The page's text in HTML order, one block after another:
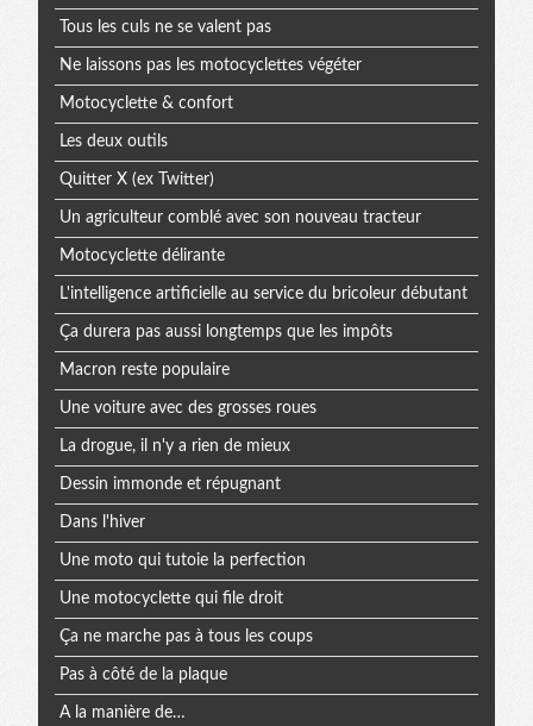
Tous les culs ne se valent pas
Ne laissons pas les motocyclettes végéter
Motocyclette & confort
Les deux outils
Quitter X (ex Twitter)
Un agriculteur comblé avec son nouveau tracteur
Motocyclette délirante
L'intelligence artificielle au service du bricoleur débutant
Ça durera pas aussi longtemps que les impôts
Macron reste populaire
Une voiture avec des grosses roues
La drogue, il n'y a rien de mieux
Dessin immonde et répugnant
Dans l'hiver
Une moto qui tutoie la perfection
Une motocyclette qui file droit
Ça ne marche pas à tous les coups
Pas à côté de la plaque
A la manière de…